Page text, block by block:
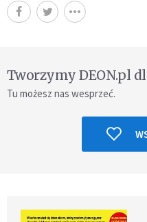
Tworzymy DEON.pl
Tu możesz nas wesprzeć.